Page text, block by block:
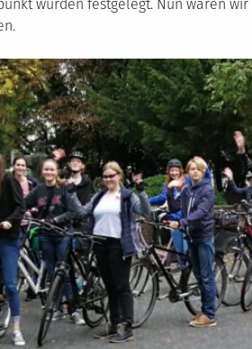
wurden festgelegt. Nun waren